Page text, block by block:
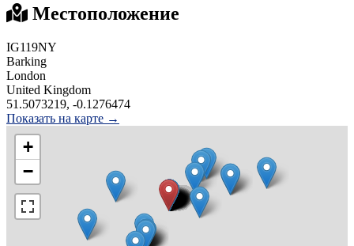
Местоположение
IG119NY
Barking
London
United Kingdom
51.5073219, -0.1276474
Показать на карте →
+
−